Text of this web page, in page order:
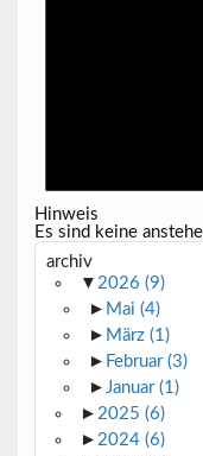
Hinweis
Es sind keine
archiv
▼ 2026 (9)
► Mai(4)
► März(1)
► Februar(3)
►Januar(1)
► 2025 (6)
► 2024 (6)